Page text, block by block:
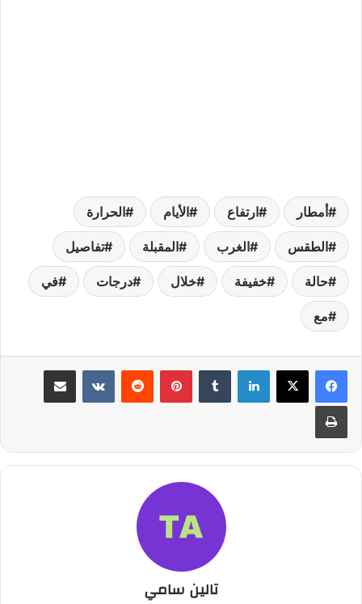
أمطار ارتفاع الأيام الحرارة
الطقس الغرب المقبلة تفاصيل
حالة خفيفة خلال درجات في
مع
لينكدإن بينتيريست مشاركة عبر البريد
طباعة
تالين سامي